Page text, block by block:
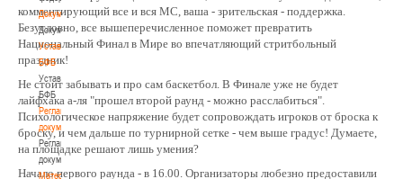
Документы
Документы
Устав
БФБ
Устав
БФБ
Регламентирующие
документы
Регламентирующие
документы
Материалы
комментирующий все и вся MC, ваша - зрительская - поддержка.
Безусловно, все вышеперечисленное поможет превратить
Национальный Финал в Мире во впечатляющий стритбольный
праздник!
Не стоит забывать и про сам баскетбол. В Финале уже не будет
лайфхака а-ля "прошел второй раунд - можно расслабиться".
Психологическое напряжение будет сопровождать игроков от броска к
броску, и чем дальше по турнирной сетке - чем выше градус! Думаете,
на площадке решают лишь умения?
Начало первого раунда - в 16.00. Организаторы любезно предоставили